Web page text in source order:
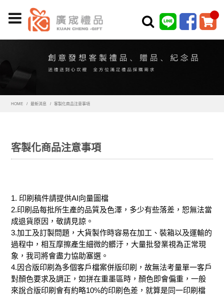
HOME 最新消息 客製化商品注意事項
客製化商品注意事項
1. 印刷稿件請提供AI向量圖檔
2.印刷品每批所生產的品質及色澤，多少有些落差，恕無法當
成退貨原因，敬請見諒。
3.加工及訂製問題，大貨製作時容易在加工、裝箱以及運輸的
過程中，相互摩擦產生細微的髒汙，大量批發業視為正常現
象，我司將會盡力協助塞選。
4.因合版印刷為多個客戶檔案併版印刷，故無法考量單一客戶
對顏色要求及調正，如拼在重墨區時，顏色即會偏重，一般
來說合版印刷會有約略10%的印刷色差，就算是同一印刷檔